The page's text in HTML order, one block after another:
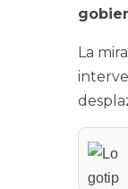
La